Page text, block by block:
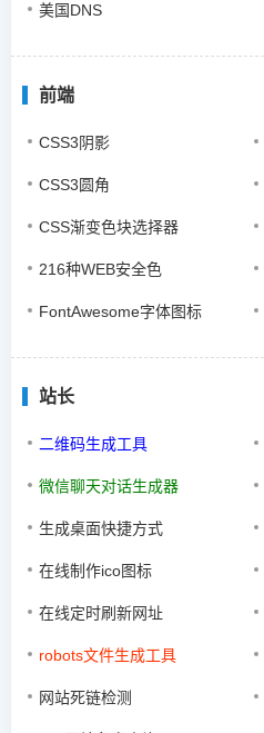
美国DNS
前端
CSS3阴影
CSS3圆角
CSS渐变色块选择器
216种WEB安全色
FontAwesome字体图标
站长
二维码生成工具
微信聊天对话生成器
生成桌面快捷方式
在线制作ico图标
在线定时刷新网址
robots文件生成工具
网站死链检测